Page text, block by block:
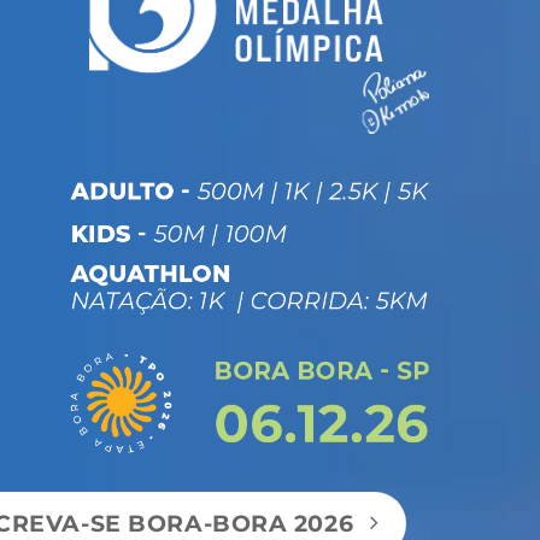
SE BORA-BORA 2026